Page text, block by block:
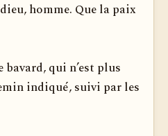
homme. Que la paix
bavard, qui n’est plus
indiqué, suivi par les